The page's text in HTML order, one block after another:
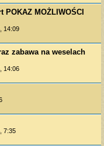
MOŻLIWOŚCI
14:09
zabawa na weselach
14:06
7:35